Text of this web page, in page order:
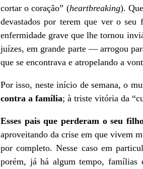
cortar o coração” (heartbreaking).
devastados por terem que ver o
enfermidade grave que lhe tornou
juízes, em grande parte — arrogou
que se encontrava e atropelando a
Por isso, neste início de semana, o
contra a família; à triste vitória da
Esses pais que perderam o seu
aproveitando da crise em que vivem
por completo. Nesse caso em
porém, já há algum tempo, famílias